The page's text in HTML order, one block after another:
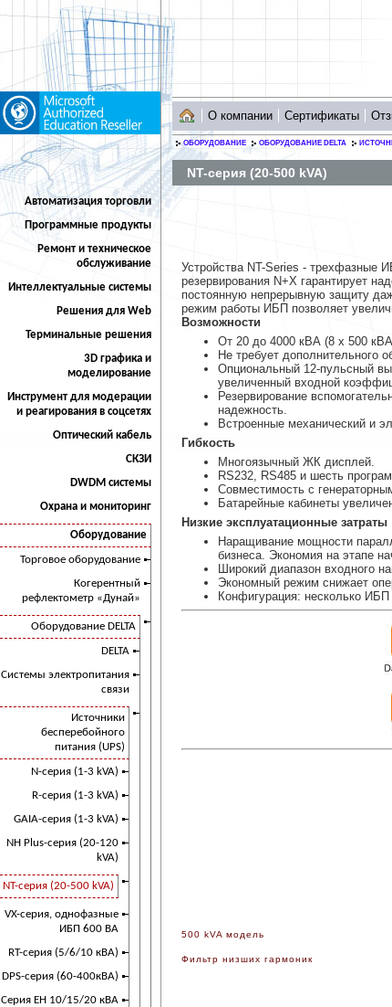
Автоматизация торговли
Программные продукты
Ремонт и техническое
обслуживание
Интеллектуальные системы
Решения для Web
Терминальные решения
3D графика и
моделирование
Инструмент для модерации
и реагирования в соцсетях
Оптический кабель
СКЗИ
DWDM системы
Охрана и мониторинг
Оборудование
Торговое оборудование
Когерентный
рефлектометр «Дунай»
Оборудование DELTA
DELTA
Системы электропитания
связи
Источники
бесперебойного
питания (UPS)
N-серия (1-3 kVA)
R-серия (1-3 kVA)
GAIA-серия (1-3 kVA)
NH Plus-серия (20-120
kVA)
NT-серия (20-500 kVA)
VX-серия, однофазные
ИБП 600 ВА
RT-серия (5/6/10 кВА)
DPS-серия (60-400кВА)
Серия EH 10/15/20 кВА
О компании Сертификаты
ОБОРУДОВАНИЕ ОБОРУДОВАНИЕ DELTA
NT-серия (20-500 kVA)
Устройства NT-Series - трехфазные
резервирования N+X гарантирует
постоянную непрерывную защиту
режим работы ИБП позволяет
Возможности
От 20 до 4000 кВА (8 х 500
Не требует дополнительного
Опциональный 12-пульсный
увеличенный входной
Резервирование
надежность.
Встроенные механический и
Гибкость
Многоязычный ЖК дисплей.
RS232, RS485 и шесть
Совместимость с
Батарейные кабинеты
Низкие эксплуатационные затраты
Наращивание мощности
бизнеса. Экономия на этапе
Широкий диапазон входного
Экономный режим снижает
Конфигурация: несколько
500 kVA модель
Фильтр низших гармоник